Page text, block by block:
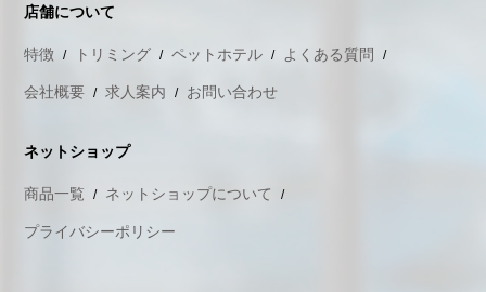
店舗について
特徴 トリミング ペットホテル よくある質問
会社概要 求人案内 お問い合わせ
ネットショップ
商品一覧 ネットショップについて
プライバシーポリシー